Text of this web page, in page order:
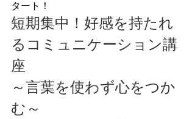
タート！
短期集中！好感を持たれ
るコミュニケーション講
座
～言葉を使わず心をつか
む～